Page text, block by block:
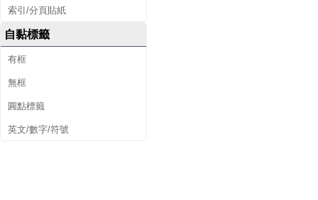
索引/分頁貼紙
自黏標籤
有框
無框
圓點標籤
英文/數字/符號